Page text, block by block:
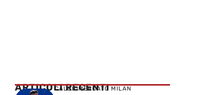
ARTICOLI RECENTI
CALCIOMERCATO MILAN